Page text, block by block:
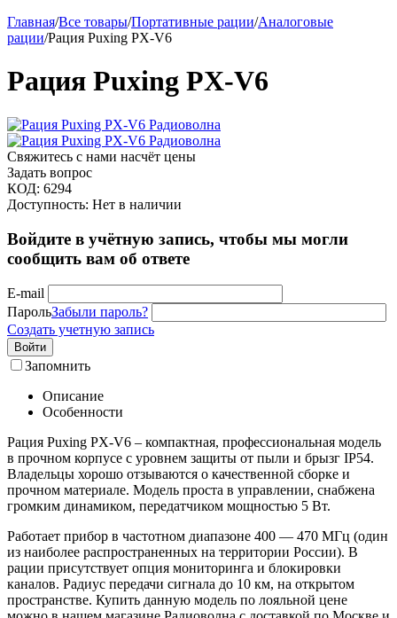
Главная/Все товары/Портативные рации/Аналоговые
рации/Рация Puxing PX-V6
Рация Puxing PX-V6
Свяжитесь с нами насчёт цены
Задать вопрос
КОД: 6294
Доступность: Нет в наличии
Войдите в учётную запись, чтобы мы могли
сообщить вам об ответе
E-mail
ПарольЗабыли пароль?
Создать учетную запись
Войти
Запомнить
Описание
Особенности
Рация Puxing PX-V6 – компактная, профессиональная модель
в прочном корпусе с уровнем защиты от пыли и брызг IP54.
Владельцы хорошо отзываются о качественной сборке и
прочном материале. Модель проста в управлении, снабжена
громким динамиком, передатчиком мощностью 5 Вт.
Работает прибор в частотном диапазоне 400 — 470 МГц (один
из наиболее распространенных на территории России). В
рации присутствует опция мониторинга и блокировки
каналов. Радиус передачи сигнала до 10 км, на открытом
пространстве. Купить данную модель по лояльной цене